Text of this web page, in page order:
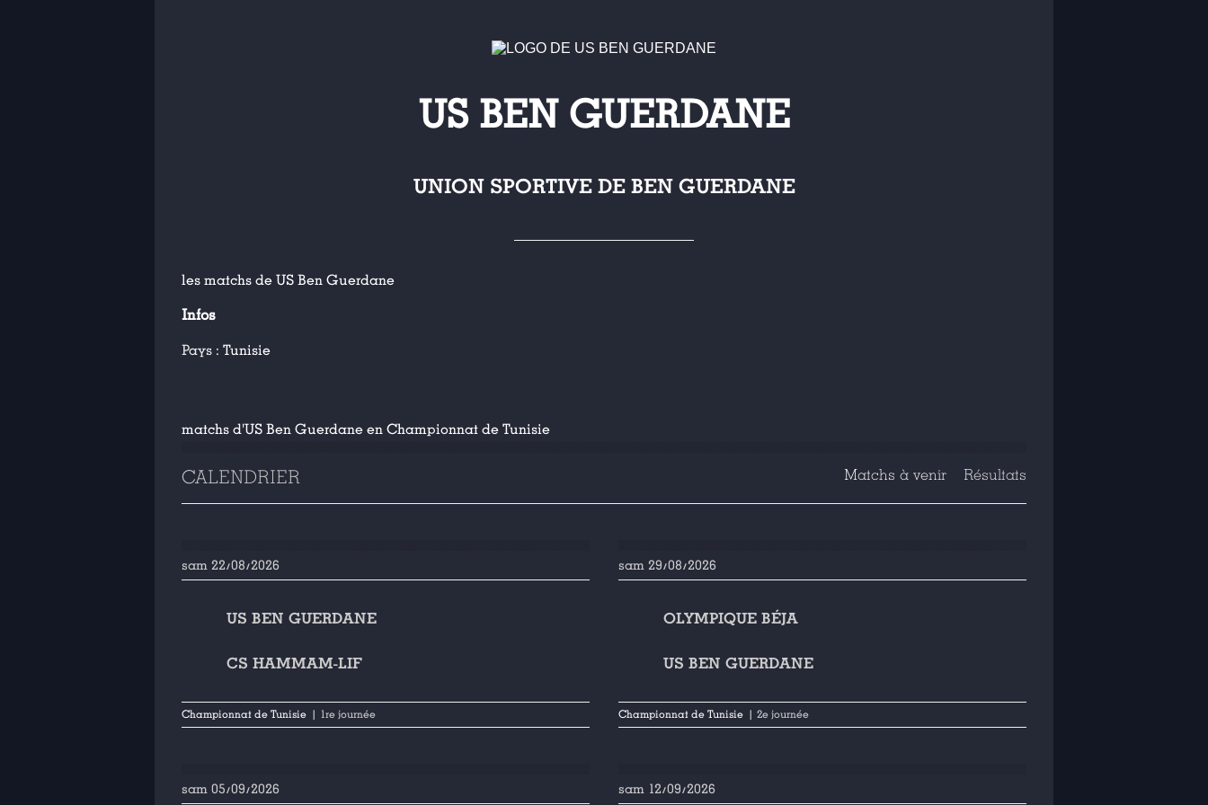
US BEN GUERDANE
UNION SPORTIVE DE BEN GUERDANE
les matchs de US Ben Guerdane
Infos
Pays : Tunisie
matchs d'US Ben Guerdane en Championnat de Tunisie
CALENDRIER Matchs à venir Résultats
sam 22/08/2026
US BEN GUERDANE
CS HAMMAM-LIF
Championnat de Tunisie | 1re journée
sam 29/08/2026
OLYMPIQUE BÉJA
US BEN GUERDANE
Championnat de Tunisie | 2e journée
sam 05/09/2026 sam 12/09/2026